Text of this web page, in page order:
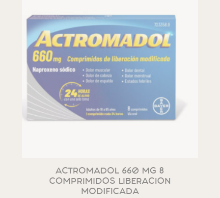
ACTROMADOL 660 MG 8
COMPRIMIDOS LIBERACION
MODIFICADA